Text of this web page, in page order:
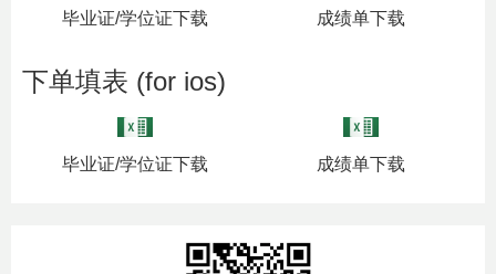
毕业证/学位证下载 成绩单下载
下单填表 (for ios)
毕业证/学位证下载 成绩单下载